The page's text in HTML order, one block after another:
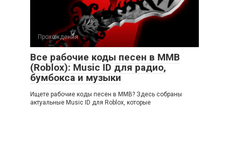
Прохождения
Все рабочие коды песен в ММВ
(Roblox): Music ID для радио,
бумбокса и музыки
Ищете рабочие коды песен в ММВ? Здесь собраны
актуальные Music ID для Roblox, которые